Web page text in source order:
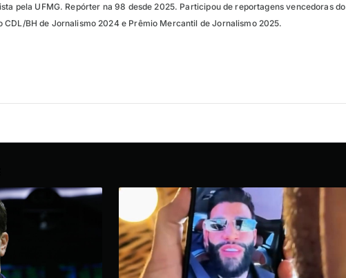
pela UFMG. Repórter na 98 desde 2025. Participou de reportagens vencedoras do
CDL/BH de Jornalismo 2024 e Prêmio Mercantil de Jornalismo 2025.